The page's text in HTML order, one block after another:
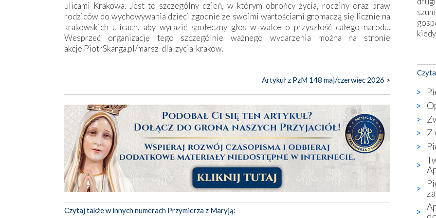
ulicami Krakowa. Jest to szczególny dzień, w którym obrońcy życia, rodziny oraz praw
rodziców do wychowywania dzieci zgodnie ze swoimi wartościami gromadzą się licznie na
krakowskich ulicach, aby wyrazić społeczny głos w walce o przyszłość całego narodu.
Wesprzeć organizację tego szczególnie ważnego wydarzenia można na stronie
akcje.PiotrSkarga.pl/marsz-dla-zycia-krakow.
Artykuł z PzM 148 maj/czerwiec 2026 >
Czytaj także w innych numerach Przymierza z Maryją:
co
Z